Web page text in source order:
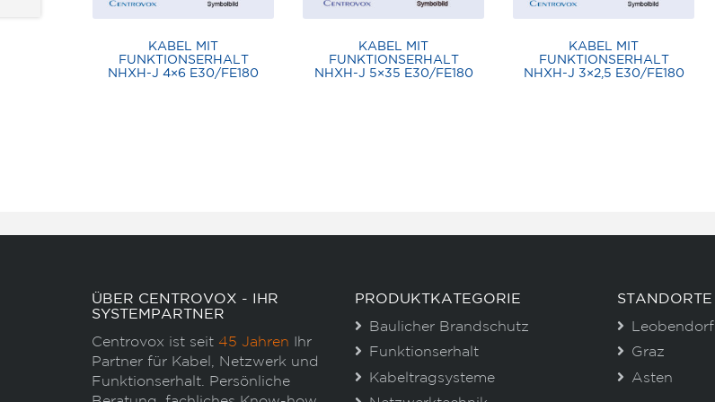
KABEL MIT
FUNKTIONSERHALT
NHXH-J 4×6 E30/FE180
KABEL MIT
FUNKTIONSERHALT
NHXH-J 5×35 E30/FE180
KABEL MIT
FUNKTIONSERHALT
NHXH-J 3×2,5 E30/FE180
ÜBER CENTROVOX - IHR
SYSTEMPARTNER
Centrovox ist seit 45 Jahren Ihr
Partner für Kabel, Netzwerk und
Funktionserhalt. Persönliche
PRODUKTKATEGORIE
Baulicher Brandschutz
Funktionserhalt
Kabeltragsysteme
STANDORTE
Leobendorf
Graz
Asten